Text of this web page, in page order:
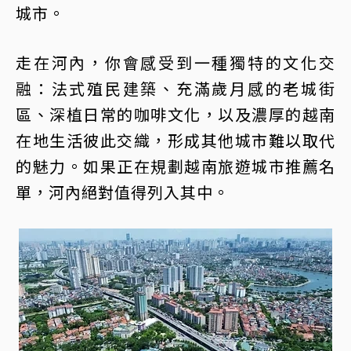
城市。
走在河內，你會感受到一種獨特的文化交
融：法式殖民建築、充滿歲月感的老城街
區、深植日常的咖啡文化，以及濃厚的越南
在地生活彼此交織，形成其他城市難以取代
的魅力。如果正在規劃越南旅遊城市推薦名
單，河內絕對值得列入其中。